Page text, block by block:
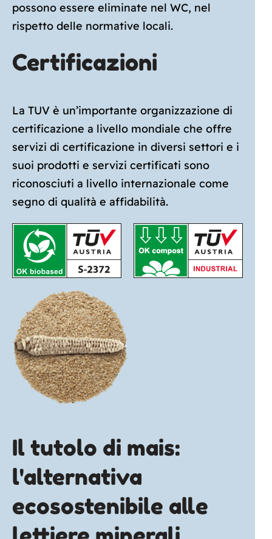
possono essere eliminate nel WC, nel
rispetto delle normative locali.
Certificazioni
La TUV è un’importante organizzazione di
certificazione a livello mondiale che offre
servizi di certificazione in diversi settori e i
suoi prodotti e servizi certificati sono
riconosciuti a livello internazionale come
segno di qualità e affidabilità.
Il tutolo di mais:
l'alternativa
ecosostenibile alle